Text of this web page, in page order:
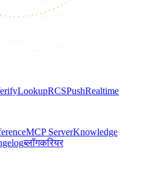
LookupRCSPushRealtime
MCP ServerKnowledge
ब्लॉगकरियर